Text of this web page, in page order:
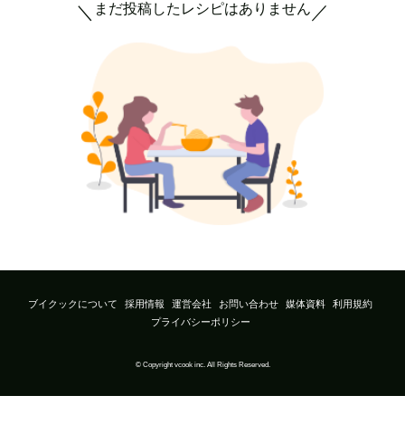
＼ まだ投稿したレシピはありません ／
ブイクックについて 採用情報 運営会社 お問い合わせ 媒体資料
利用規約
プライバシーポリシー
© Copyright vcook inc. All Rights Reserved.